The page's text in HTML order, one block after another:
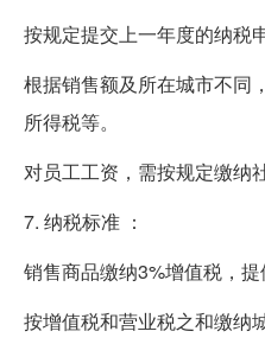
按规定提交上一年度的纳税
根据销售额及所在城市不同
所得税等。
对员工工资，需按规定缴纳
7. 纳税标准 ：
销售商品缴纳3%增值税，提
按增值税和营业税之和缴纳